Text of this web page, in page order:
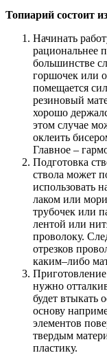
Топиарий состоит
Начинать
рациональнее
большинстве
горшочек или
помещается
резиновый
хорошо
этом случае
оклеить
Главное –
Подготовка
ствола может
использовать
лаком или
трубочек или
лентой или
проволоку.
отрезков
каким–либо
нужно
будет втыкать
основу
элементов
твердым
пластику.